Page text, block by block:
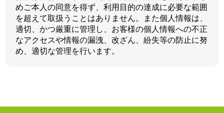
めご本人の同意を得ず、利用目的の達成に必要な範囲
を超えて取扱うことはありません。また個人情報は、
適切、かつ厳重に管理し、お客様の個人情報への不正
なアクセスや情報の漏洩、改ざん、紛失等の防止に努
め、適切な管理を行います。